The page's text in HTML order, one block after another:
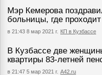
Мэр Кемерова
больницы, где
в 21:43 8 мар 2021 г. КП в Кузбассе
В Кузбассе две
квартиры 83-летней
в 21:47 5 мар 2021 г. А42.ru